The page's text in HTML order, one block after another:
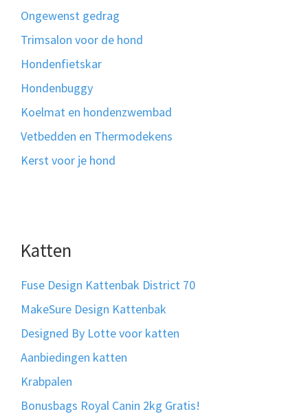
Ongewenst gedrag
Trimsalon voor de hond
Hondenfietskar
Hondenbuggy
Koelmat en hondenzwembad
Vetbedden en Thermodekens
Kerst voor je hond
Katten
Fuse Design Kattenbak District 70
MakeSure Design Kattenbak
Designed By Lotte voor katten
Aanbiedingen katten
Krabpalen
Bonusbags Royal Canin 2kg Gratis!